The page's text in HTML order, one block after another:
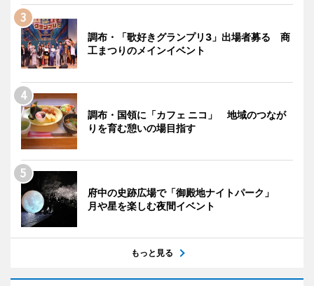
調布・「歌好きグランプリ3」出場者募る 商
工まつりのメインイベント
調布・国領に「カフェ ニコ」 地域のつなが
りを育む憩いの場目指す
府中の史跡広場で「御殿地ナイトパーク」
月や星を楽しむ夜間イベント
もっと見る